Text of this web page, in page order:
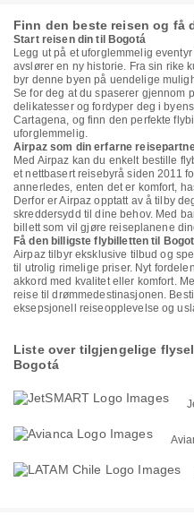
Finn den beste reisen og få
Start reisen din til Bogotá
Legg ut på et uforglemmelig
avslører en ny historie. Fra sin rike
byr denne byen på uendelige
Se for deg at du spaserer gjennom
delikatesser og fordyper deg i
Cartagena, og finn den perfekte
uforglemmelig.
Airpaz som din erfarne
Med Airpaz kan du enkelt bestille
et nettbasert reisebyrå siden 2011
annerledes, enten det er komfort,
Derfor er Airpaz opptatt av å tilby
skreddersydd til dine behov. Med
billett som vil gjøre reiseplanene
Få den billigste flybilletten til
Airpaz tilbyr eksklusive tilbud og
til utrolig rimelige priser. Nyt
akkord med kvalitet eller komfort.
reise til drømmedestinasjonen.
eksepsjonell reiseopplevelse og
Liste over tilgjengelige
Bogotá